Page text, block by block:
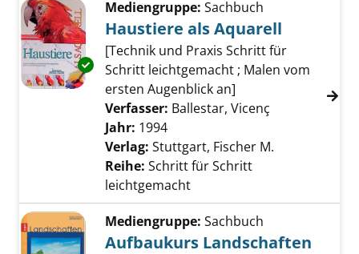
Exemplar-Details von Haustiere als Aquarell
Mediengruppe: Sachbuch
Haustiere als Aquarell
[Technik und Praxis Schritt für
Schritt leichtgemacht ; Malen vom
ersten Augenblick an]
Verfasser: Ballestar, Vicenç
Jahr: 1994
Verlag: Stuttgart, Fischer M.
Reihe: Schritt für Schritt
leichtgemacht
Mediengruppe: Sachbuch
Aufbaukurs Landschaften